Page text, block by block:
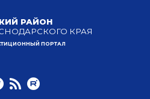
РАЙОН
КРАЯ
ПОРТАЛ